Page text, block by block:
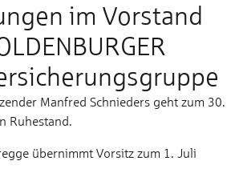
im Vorstand
Manfred Schnieders geht zum 30.
Ruhestand.
übernimmt Vorsitz zum 1. Juli